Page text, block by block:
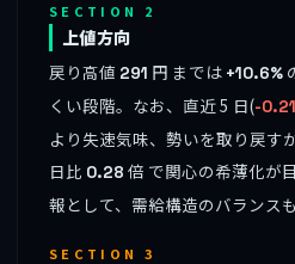
SECTION 2
上値方向
戻り高値 291 円 までは +10.6%
くい段階。なお、直近 5 日(-
より失速気味、勢いを取り戻す
日比 0.28 倍 で関心の希薄化が
報として、需給構造のバランス
SECTION 3